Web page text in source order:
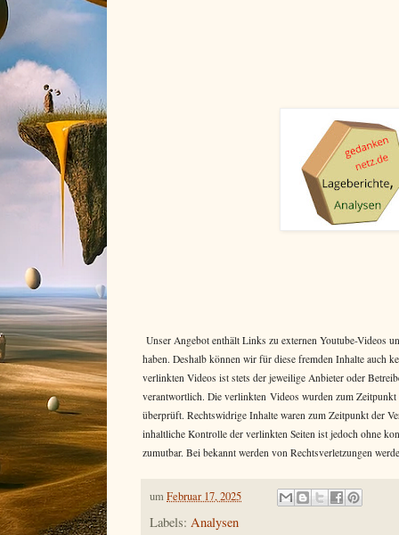
Unser Angebot enthält Links zu externen Youtube-Videos
haben. Deshalb können wir für diese fremden Inhalte auch
verlinkten Videos ist stets der jeweilige Anbieter oder
verantwortlich. Die verlinkten Videos wurden zum
überprüft. Rechtswidrige Inhalte waren zum Zeitpunkt der
inhaltliche Kontrolle der verlinkten Seiten ist jedoch ohne
zumutbar. Bei bekannt werden von Rechtsverletzungen
umFebruar 17, 2025
Labels: Analysen